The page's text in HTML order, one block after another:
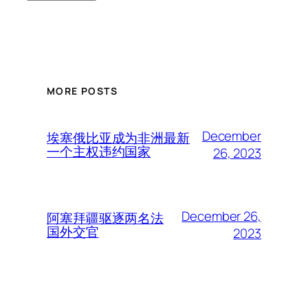
MORE POSTS
埃塞俄比亚成为非洲最新
一个主权违约国家
December
26, 2023
阿塞拜疆驱逐两名法
国外交官
December 26,
2023